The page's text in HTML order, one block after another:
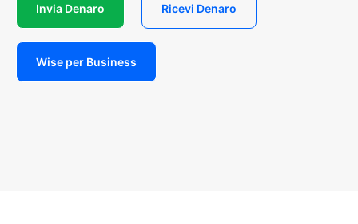
Invia Denaro Ricevi Denaro
Wise per Business